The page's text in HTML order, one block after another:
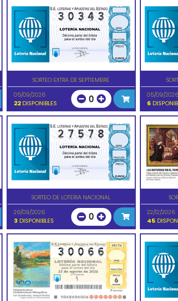
SORTEO EXTRA DE SEPTIEMBRE
05/09/2026
22DISPONIBLES 0
05/09/2026
6
SORTEO DE LOTERIA NACIONAL
26/09/2026
3 DISPONIBLES 0
22/12/2026
45